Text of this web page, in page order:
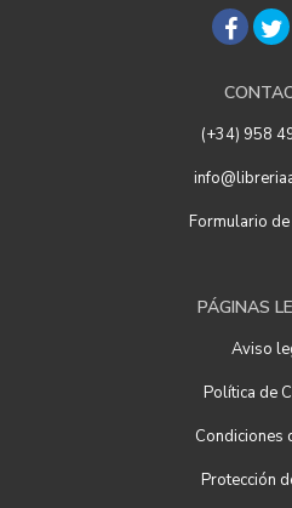
(+34) 958
Formulario
PÁGINAS
Aviso
Política de
Condiciones
Protección